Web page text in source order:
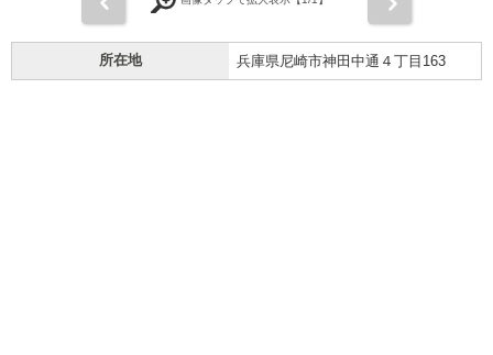
所在地 兵庫県尼崎市神田中通４丁目163